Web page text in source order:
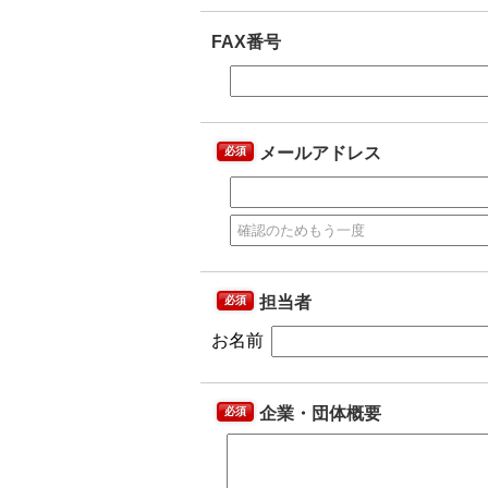
FAX番号
必須 メールアドレス
必須 担当者
お名前
必須 企業・団体概要